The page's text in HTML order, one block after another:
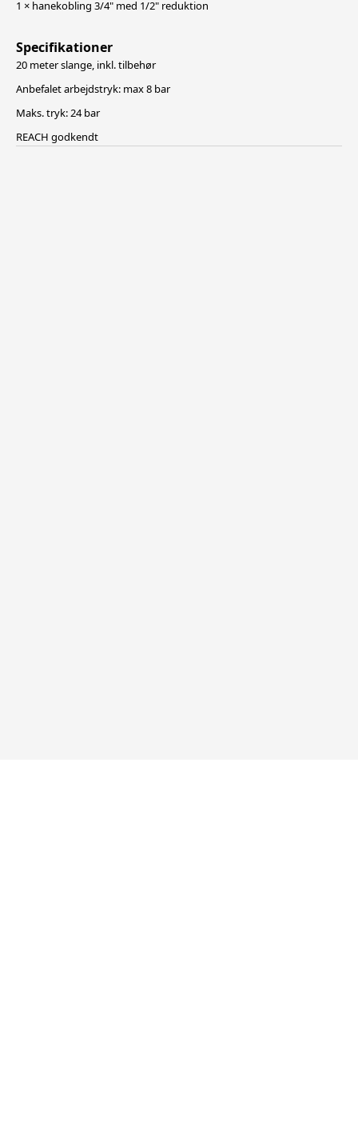
1 × hanekobling 3/4" med 1/2" reduktion
Specifikationer
20 meter slange, inkl. tilbehør
Anbefalet arbejdstryk: max 8 bar
Maks. tryk: 24 bar
REACH godkendt